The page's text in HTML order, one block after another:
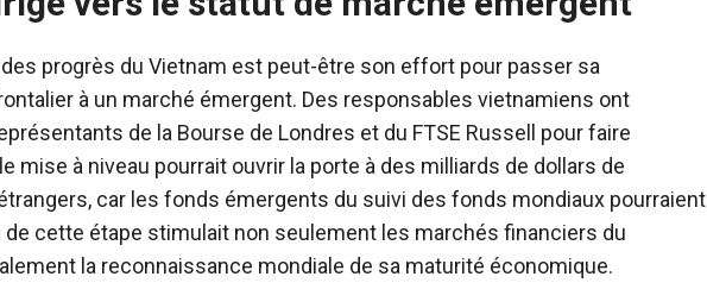
progrès du Vietnam est peut-être son effort pour passer sa
à un marché émergent. Des responsables vietnamiens ont
de la Bourse de Londres et du FTSE Russell pour faire
mise à niveau pourrait ouvrir la porte à des milliards de dollars de
car les fonds émergents du suivi des fonds mondiaux pourraient
cette étape stimulait non seulement les marchés financiers du
la reconnaissance mondiale de sa maturité économique.